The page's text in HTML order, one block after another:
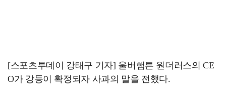
[스포츠투데이 강태구 기자] 울버햄튼 원더러스의 CE
O가 강등이 확정되자 사과의 말을 전했다.